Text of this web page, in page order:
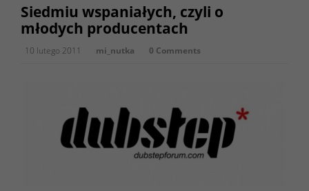
Siedmiu wspaniałych, czyli o
młodych producentach
10 lutego 2011 mi_nutka 0 Comments